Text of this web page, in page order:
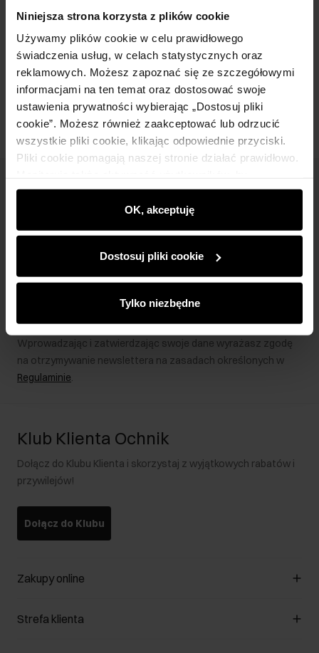
Niniejsza strona korzysta z plików cookie
Używamy plików cookie w celu prawidłowego
świadczenia usług, w celach statystycznych oraz
reklamowych. Możesz zapoznać się ze szczegółowymi
informacjami na ten temat oraz dostosować swoje
ustawienia prywatności wybierając „Dostosuj pliki
cookie”. Możesz również zaakceptować lub odrzucić
wszystkie pliki cookie, klikając odpowiednie przyciski.
Pliki cookie pomagają naszej stronie działać prawidłowo.
wyświetlać im dopasowane do ich preferencji treści,
rekomendacje oraz komunikaty reklamowe informujące o
najnowszych promocjach w e-sklepie. Informacje o tym,
partnerom społecznościowym, reklamowym i
analitycznym. Partnerzy mogą połączyć te informacje z
podczas korzystania z ich usług.
OK, akceptuję
Dostosuj pliki cookie
Tylko niezbędne
Skład i wymiary
Opinie
Newsletter
Bądź na bieżąco z nowościami i promocjami!
Zapisz się
Wprowadzając i zatwierdzając swoje dane wyrażasz zgodę
na otrzymywanie newslettera na zasadach określonych w
Regulaminie.
Klub Klienta Ochnik
Dołącz do Klubu Klienta i skorzystaj z wyjątkowych rabatów i
przywilejów!
Dołącz do Klubu
Zakupy online
Zarządzaj cookies
Strefa klienta